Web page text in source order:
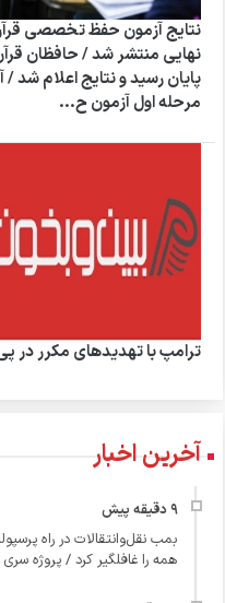
نتایج آزمون حفظ تخصصی
نهایی منتشر شد / حافظان
پایان رسید و نتایج اعلام شد /
مرحله اول آزمون ح...
ترامپ با تهدیدهای مکرر در
آخرین اخبار
بمب نقل‌وانتقالات در راه
همه را غافلگیر کرد / پروژه